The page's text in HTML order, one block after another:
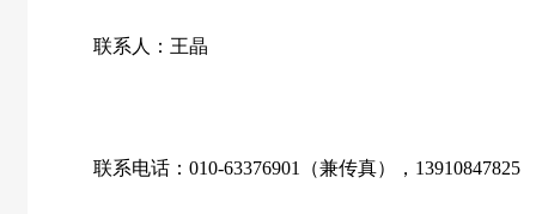
联系人：王晶
联系电话： 010-63376901 （兼传真）， 13910847825